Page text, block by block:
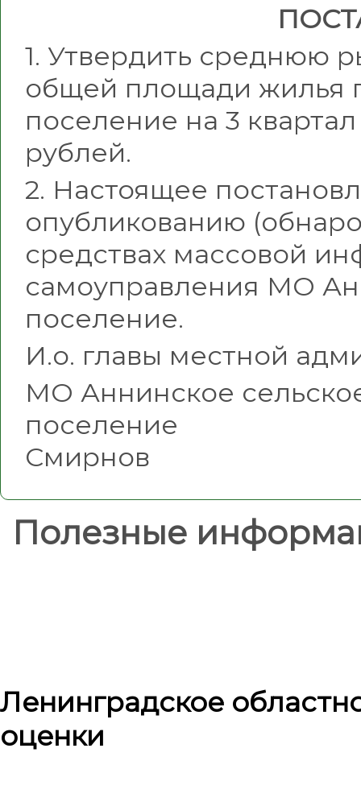
1. Утвердить среднюю
общей площади жилья
поселение на 3
рублей.
2. Настоящее
опубликованию
средствах массовой
самоуправления МО
поселение.
И.о. главы местной
МО Аннинское
Смирнов
Полезные
Ленинградское
оценки